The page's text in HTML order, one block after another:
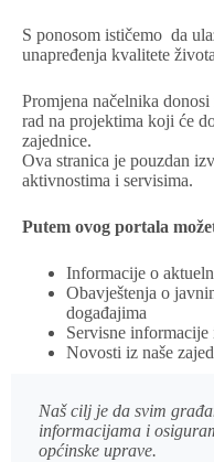
S ponosom ističemo da
unapređenja kvalitete
Promjena načelnika
rad na projektima koji će
zajednice.
Ova stranica je pouzdan
aktivnostima i servisima.
Putem ovog portala
Informacije o
Obavještenja o
događajima
Servisne
Novosti iz naše
Naš cilj je da svim
informacijama i
općinske uprave.